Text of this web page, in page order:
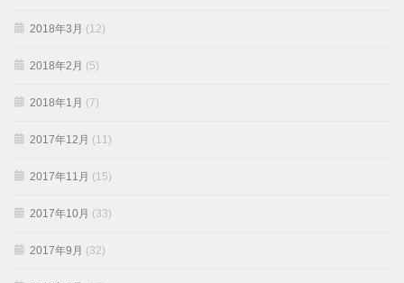
2018年3月 (12)
2018年2月 (5)
2018年1月 (7)
2017年12月 (11)
2017年11月 (15)
2017年10月 (33)
2017年9月 (32)